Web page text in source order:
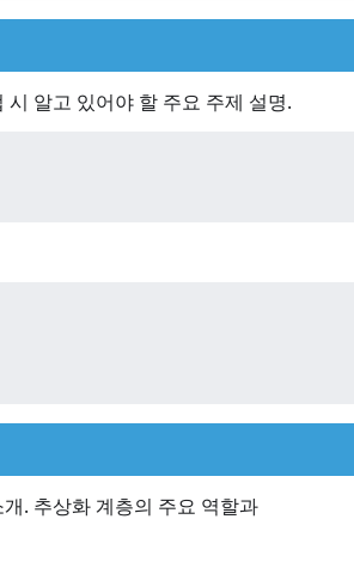
알고 있어야 할 주요 주제 설명.
. 추상화 계층의 주요 역할과